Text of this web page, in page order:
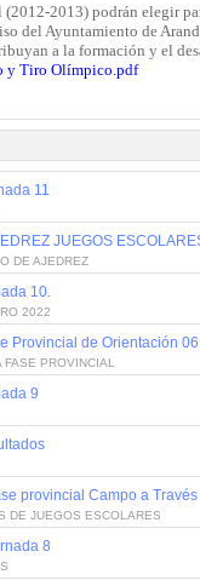
2013) podrán elegir
del Ayuntamiento de
a la formación y el
y Tiro Olímpico.pdf
11
JUEGOS
DE AJEDREZ
10.
2022
Provincial de Orientación
PROVINCIAL
9
provincial Campo a Través
DE JUEGOS ESCOLARES
8